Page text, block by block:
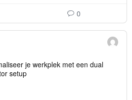
0
je werkplek met een dual
setup